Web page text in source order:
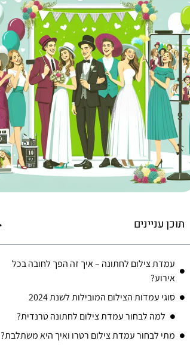
תוכן עניינים
עמדת צילום לחתונה – איך זה הפך לחובה בכל
אירוע?
סוגי עמדות הצילום המובילות לשנת 2024
למה לבחור עמדת צילום לחתונה טרנדית?
מתי לבחור עמדת צילום רטרו ואיך היא משתלבת?